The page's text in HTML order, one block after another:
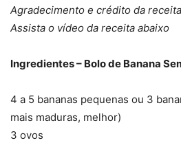
Agradecimento e crédito da
Assista o vídeo da receita abaixo
Ingredientes – Bolo de Banana
4 a 5 bananas pequenas ou 3
mais maduras, melhor)
3 ovos